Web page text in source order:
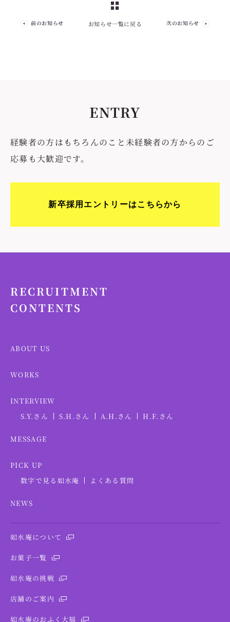
前のお知らせ お知らせ一覧に戻る 次のお知らせ
ENTRY
経験者の方はもちろんのこと未経験者の方からのご
応募も大歓迎です。
新卒採用エントリーはこちらから
RECRUITMENT
CONTENTS
ABOUT US
WORKS
INTERVIEW
S.Y.さん
S.H.さん A.H.さん H.F.さん
MESSAGE
PICK UP
数字で見る如水庵
よくある質問
NEWS
如水庵について
お菓子一覧
如水庵の挑戦
店舗のご案内
如水庵のおふく大福